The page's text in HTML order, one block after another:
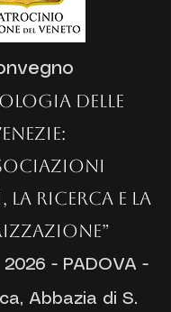
delle
ricerca e la
2026 - PADOVA -
Abbazia di S.